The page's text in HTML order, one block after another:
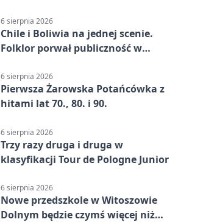
6 sierpnia 2026
Chile i Boliwia na jednej scenie.
Folklor porwał publiczność w
6 sierpnia 2026
Pierwsza Żarowska Potańcówka z
hitami lat 70., 80. i 90.
6 sierpnia 2026
Trzy razy druga i druga w
klasyfikacji Tour de Pologne Junior
6 sierpnia 2026
Nowe przedszkole w Witoszowie
Dolnym będzie czymś więcej niż